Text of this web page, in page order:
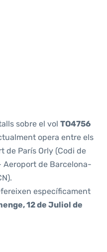
sobre el vol TO4756
opera entre els
de París Orly (Codi de
Aeroport de Barcelona-
específicament
12 de Juliol de